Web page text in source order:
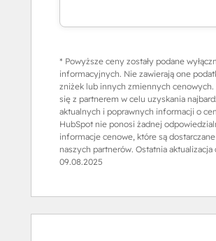
* Powyższe ceny zostały podane
informacyjnych. Nie zawierają one
zniżek lub innych zmiennych cenowych.
się z partnerem w celu uzyskania
aktualnych i poprawnych informacji o
HubSpot nie ponosi żadnej
informacje cenowe, które są
naszych partnerów. Ostatnia aktualizacja
09.08.2025